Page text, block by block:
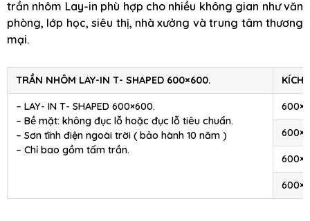
trần nhôm Lay-in phù hợp cho nhiều không gian như văn
phòng, lớp học, siêu thị, nhà xưởng và trung tâm thương
mại.
TRẦN NHÔM LAY-IN T- SHAPED 600×600. KÍCH
– LAY- IN T- SHAPED 600×600.
– Bề mặt: không đục lỗ hoặc đục lỗ tiêu chuẩn.
– Sơn tĩnh điện ngoài trời ( bảo hành 10 năm )
– Chỉ bao gồm tấm trần.